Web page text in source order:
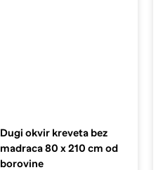
Dugi okvir kreveta bez
madraca 80 x 210 cm od
borovine